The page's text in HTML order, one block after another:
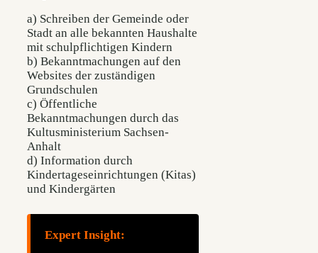
a) Schreiben der Gemeinde oder
Stadt an alle bekannten Haushalte
mit schulpflichtigen Kindern
b) Bekanntmachungen auf den
Websites der zuständigen
Grundschulen
c) Öffentliche
Bekanntmachungen durch das
Kultusministerium Sachsen-
Anhalt
d) Information durch
Kindertageseinrichtungen (Kitas)
und Kindergärten
Expert Insight: